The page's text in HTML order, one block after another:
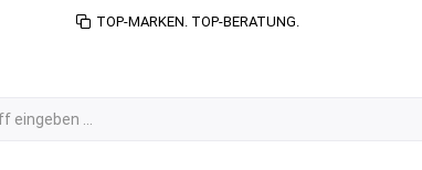
TOP-MARKEN. TOP-BERATUNG.